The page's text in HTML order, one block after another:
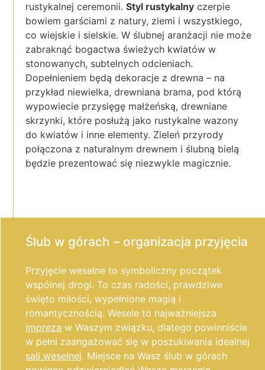
rustykalnej ceremonii.Styl rustykalny czerpie
bowiem garściami z natury, ziemi i wszystkiego,
co wiejskie i sielskie. W ślubnej aranżacji nie może
zabraknąć bogactwa świeżych kwiatów w
stonowanych, subtelnych odcieniach.
Dopełnieniem będą dekoracje z drewna – na
przykład niewielka, drewniana brama, pod którą
wypowiecie przysięgę małżeńską, drewniane
skrzynki, które posłużą jako rustykalne wazony
do kwiatów i inne elementy. Zieleń przyrody
połączona z naturalnym drewnem i ślubną bielą
będzie prezentować się niezwykle magicznie.
Ślub w górach – organizacja przyjęcia
Przyjęcie weselne to symboliczny początek
wspólnej drogi. To czas radości, prawdziwe
święto miłości, wypełnione magią i
romantycznością. Wesele to najważniejsza
impreza w Waszym związku, dlatego powinniście
w pełni zaangażować się w poszukiwania idealnej
sali weselnej. Miejsce na Wasz ślub w górach